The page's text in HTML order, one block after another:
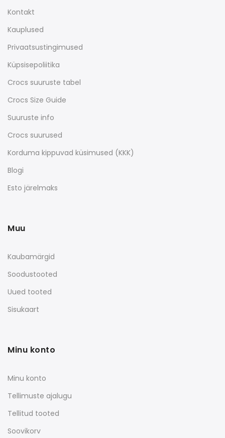
Kontakt
Kauplused
Privaatsustingimused
Küpsisepoliitika
Crocs suuruste tabel
Crocs Size Guide
Suuruste info
Crocs suurused
Korduma kippuvad küsimused (KKK)
Blogi
Esto järelmaks
Muu
Kaubamärgid
Soodustooted
Uued tooted
Sisukaart
Minu konto
Minu konto
Tellimuste ajalugu
Tellitud tooted
Soovikorv